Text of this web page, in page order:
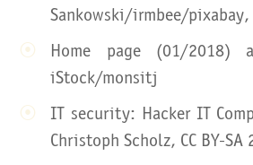
Sankowski/irmbee/pixabay,
Home page (01/2018)
iStock/monsitj
IT security: Hacker IT
Christoph Scholz, CC BY-SA